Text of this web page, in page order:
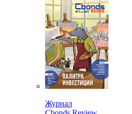
Журнал